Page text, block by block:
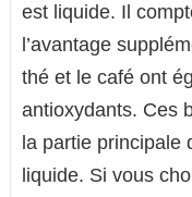
est liquide. Il
l’avantage
thé et le café ont
antioxydants. Ces
la partie principale
liquide. Si vous